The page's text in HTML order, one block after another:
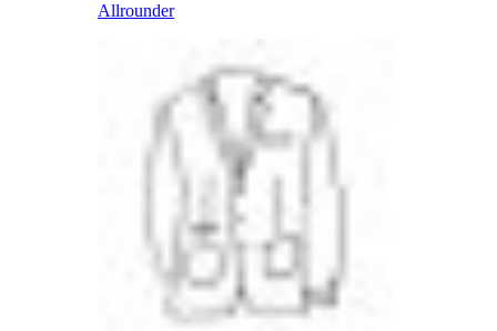
Allrounder